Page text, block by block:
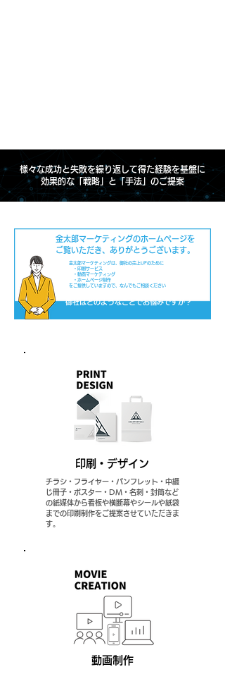
様々な成功と失敗を繰り返して得た経験を基盤に
効果的な「戦略」と「手法」のご提案
金太郎マーケティングのホームページを
ご覧いただき、ありがとうございます。
金太郎マーケティングは、御社の売上UPのために
・印刷サービス
・動画マーケティング
・ホームページ制作
をご提供していますので、なんでもご相談ください
御社はどのようなことでお悩みですか？
印刷・デザイン
チラシ・フライヤー・パンフレット・中綴
じ冊子・ポスター・DM・名刺・封筒など
の紙媒体から看板や横断幕やシールや紙袋
までの印刷制作をご提案させていただきま
す。
動画制作